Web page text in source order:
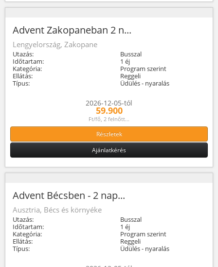
Advent Zakopaneban 2 n...
Lengyelország, Zakopane
Utazás:
Busszal
Időtartam:
1 éj
Kategória:
Program szerint
Ellátás:
Reggeli
Típus:
Üdülés - nyaralás
2026-12-05-tól
59.900
Ft/fő, 2 felnőtt...
Részletek
Ajánlatkérés
Advent Bécsben - 2 nap...
Ausztria, Bécs és környéke
Utazás:
Busszal
Időtartam:
1 éj
Kategória:
Program szerint
Ellátás:
Reggeli
Típus:
Üdülés - nyaralás